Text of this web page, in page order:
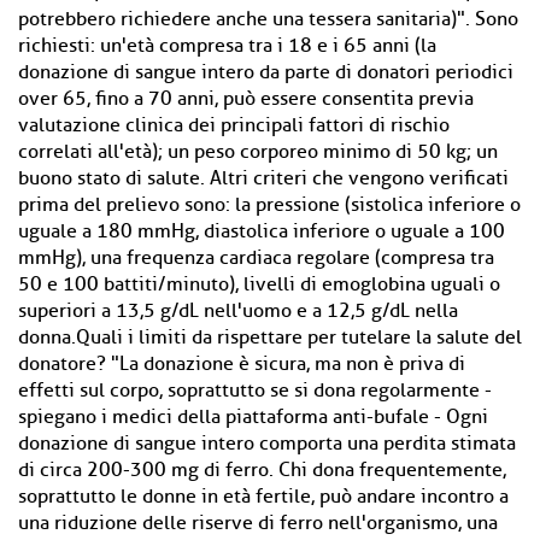
potrebbero richiedere anche una tessera sanitaria)". Sono
richiesti: un'età compresa tra i 18 e i 65 anni (la
donazione di sangue intero da parte di donatori periodici
over 65, fino a 70 anni, può essere consentita previa
valutazione clinica dei principali fattori di rischio
correlati all'età); un peso corporeo minimo di 50 kg; un
buono stato di salute. Altri criteri che vengono verificati
prima del prelievo sono: la pressione (sistolica inferiore o
uguale a 180 mmHg, diastolica inferiore o uguale a 100
mmHg), una frequenza cardiaca regolare (compresa tra
50 e 100 battiti/minuto), livelli di emoglobina uguali o
superiori a 13,5 g/dL nell'uomo e a 12,5 g/dL nella
donna.Quali i limiti da rispettare per tutelare la salute del
donatore? "La donazione è sicura, ma non è priva di
effetti sul corpo, soprattutto se si dona regolarmente -
spiegano i medici della piattaforma anti-bufale - Ogni
donazione di sangue intero comporta una perdita stimata
di circa 200-300 mg di ferro. Chi dona frequentemente,
soprattutto le donne in età fertile, può andare incontro a
una riduzione delle riserve di ferro nell'organismo, una